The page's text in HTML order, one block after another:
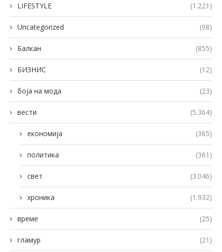
LIFESTYLE (1.221)
Uncategorized (98)
Балкан (855)
БИЗНИС (12)
боја на мода (23)
вести (5.364)
економија (365)
политика (361)
свет (3.046)
хроника (1.932)
време (25)
гламур (21)